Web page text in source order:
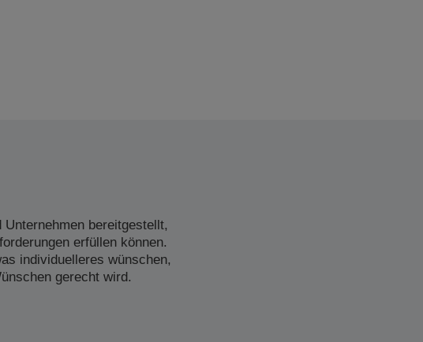
bereitgestellt,
erfüllen können.
individuelleres wünschen,
gerecht wird.